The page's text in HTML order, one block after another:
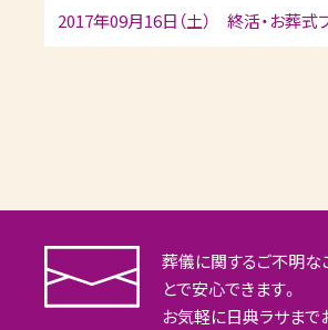
2017年09月16日（土） 終活・お葬式
葬儀に関するご不明な
とで安心できます。
お気軽に日典ラサまで